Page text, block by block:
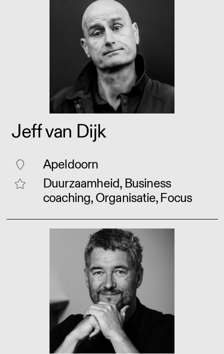
Jeff van Dijk
Apeldoorn
Duurzaamheid, Business
coaching, Organisatie, Focus